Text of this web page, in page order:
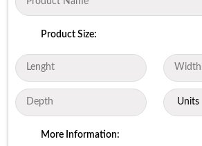
Product Size:
More Information: